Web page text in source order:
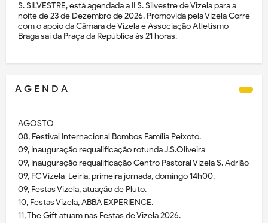
S. SILVESTRE, está agendada a II S. Silvestre de Vizela para a
noite de 23 de Dezembro de 2026. Promovida pela Vizela Corre
com o apoio da Câmara de Vizela e Associação Atletismo
Braga sai da Praça da República às 21 horas.
A G E N D A
AGOSTO
08, Festival Internacional Bombos Família Peixoto.
09, Inauguração requalificação rotunda J.S.Oliveira
09, Inauguração requalificação Centro Pastoral Vizela S. Adrião
09, FC Vizela-Leiria, primeira jornada, domingo 14h00.
09, Festas Vizela, atuação de Pluto.
10, Festas Vizela, ABBA EXPERIENCE.
11, The Gift atuam nas Festas de Vizela 2026.